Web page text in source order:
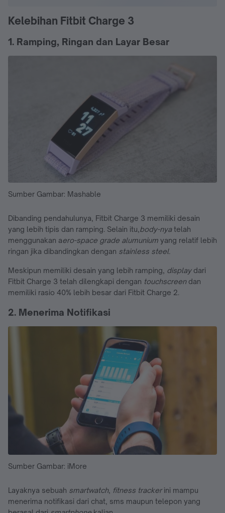
Kelebihan Fitbit Charge 3
1. Ramping, Ringan dan Layar Besar
Sumber Gambar: Mashable
Dibanding pendahulunya, Fitbit Charge 3 memiliki desain
yang lebih tipis dan ramping. Selain itu,body-nyatelah
menggunakan aero-space grade alumunium yang relatif lebih
ringan jika dibandingkan dengan stainless steel.
Meskipun memiliki desain yang lebih ramping, displaydari
Fitbit Charge 3 telah dilengkapi dengan touchscreendan
memiliki rasio 40% lebih besar dari Fitbit Charge 2.
2. Menerima Notifikasi
Sumber Gambar: iMore
Layaknya sebuah smartwatch, fitness trackerini mampu
menerima notifikasi dari chat, sms maupun telepon yang